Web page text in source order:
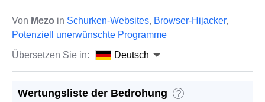
Von Mezo in Schurken-Websites, Browser-Hijacker,
Potenziell unerwünschte Programme
Übersetzen Sie in:
Deutsch
Wertungsliste der Bedrohung ?